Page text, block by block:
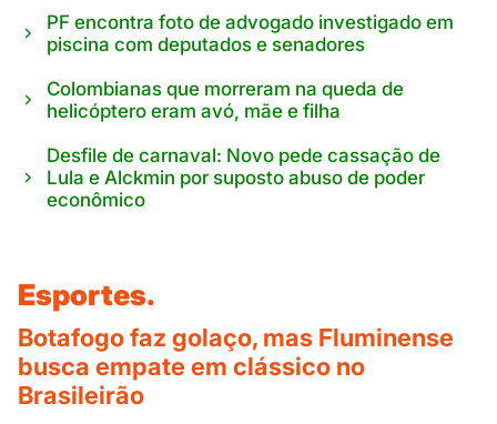
PF encontra foto de advogado investigado em
piscina com deputados e senadores
Colombianas que morreram na queda de
helicóptero eram avó, mãe e filha
Desfile de carnaval: Novo pede cassação de
Lula e Alckmin por suposto abuso de poder
econômico
Esportes.
Botafogo faz golaço, mas Fluminense
busca empate em clássico no
Brasileirão